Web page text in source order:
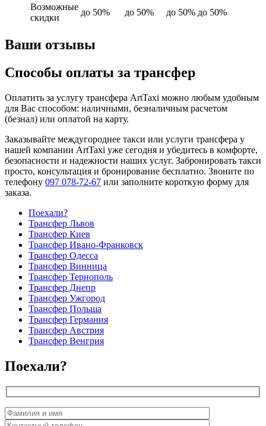
Возможные
скидки
до 50% до 50% до 50% до 50%
Ваши отзывы
Способы оплаты за трансфер
Оплатить за услугу трансфера ArtTaxi можно любым удобным
для Вас способом: наличными, безналичным расчетом
(безнал) или оплатой на карту.
Заказывайте междугороднее такси или услуги трансфера у
нашей компании ArtTaxi уже сегодня и убедитесь в комфорте,
безопасности и надежности наших услуг. Забронировать такси
просто, консультация и бронирование бесплатно. Звоните по
телефону 097 078-72-67 или заполните короткую форму для
заказа.
Поехали?
Трансфер Львов
Трансфер Киев
Трансфер Ивано-Франковск
Трансфер Одесса
Трансфер Винница
Трансфер Тернополь
Трансфер Днепр
Трансфер Ужгород
Трансфер Польша
Трансфер Германия
Трансфер Австрия
Трансфер Венгрия
Поехали?